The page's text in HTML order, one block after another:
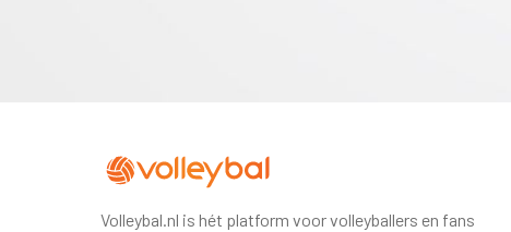
Volleybal.nl is hét platform voor volleyballers en fans